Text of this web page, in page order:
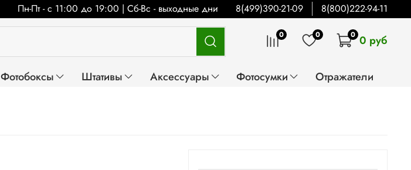
Пн-Пт - с 11:00 до 19:00 | Сб-Вс - выходные дни 8(499)390-21-09 8(800)222-94-11
0 0 0 0 руб
Фотобоксы Штативы Аксессуары Фотосумки Отражатели